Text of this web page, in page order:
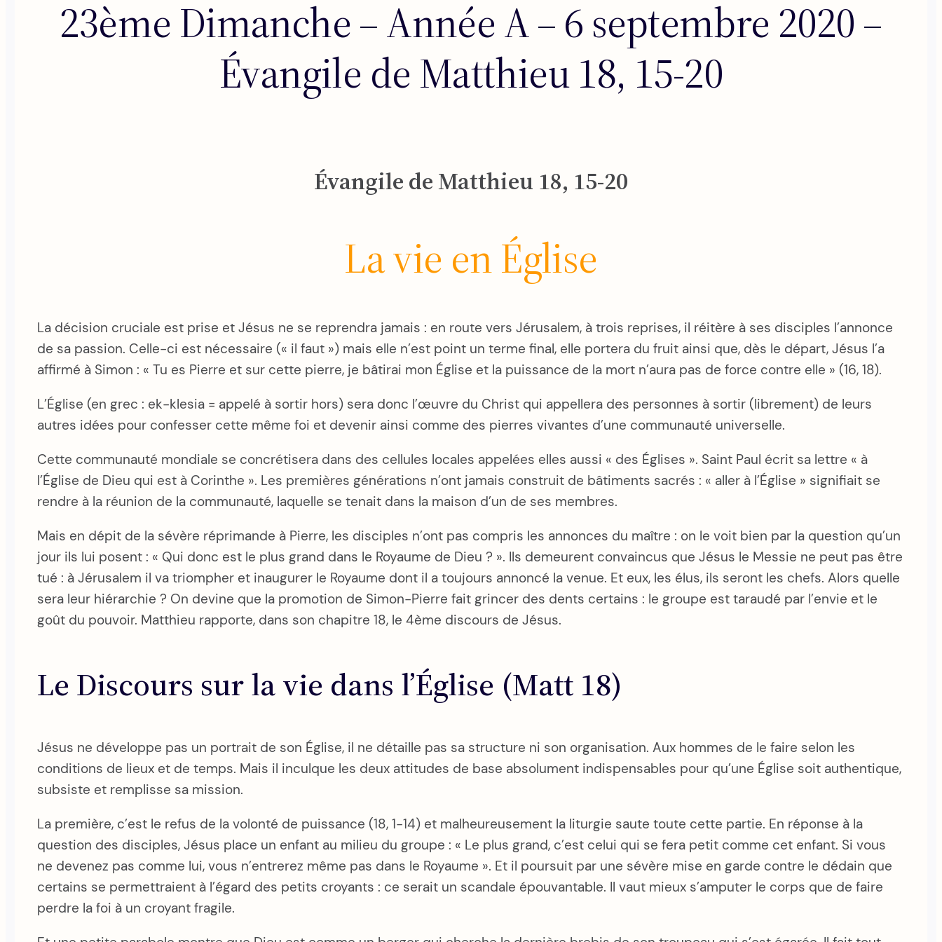
23ème Dimanche – Année A – 6 septembre 2020 –
Évangile de Matthieu 18, 15-20
Évangile de Matthieu 18, 15-20
La vie en Église
La décision cruciale est prise et Jésus ne se reprendra jamais : en route vers Jérusalem, à trois reprises, il réitère à ses disciples l’annonce
de sa passion. Celle-ci est nécessaire (« il faut ») mais elle n’est point un terme final, elle portera du fruit ainsi que, dès le départ, Jésus l’a
affirmé à Simon : « Tu es Pierre et sur cette pierre, je bâtirai mon Église et la puissance de la mort n’aura pas de force contre elle » (16, 18).
L’Église (en grec : ek-klesia = appelé à sortir hors) sera donc l’œuvre du Christ qui appellera des personnes à sortir (librement) de leurs
autres idées pour confesser cette même foi et devenir ainsi comme des pierres vivantes d’une communauté universelle.
Cette communauté mondiale se concrétisera dans des cellules locales appelées elles aussi « des Églises ». Saint Paul écrit sa lettre « à
l’Église de Dieu qui est à Corinthe ». Les premières générations n’ont jamais construit de bâtiments sacrés : « aller à l’Église » signifiait se
rendre à la réunion de la communauté, laquelle se tenait dans la maison d’un de ses membres.
Mais en dépit de la sévère réprimande à Pierre, les disciples n’ont pas compris les annonces du maître : on le voit bien par la question qu’un
jour ils lui posent : « Qui donc est le plus grand dans le Royaume de Dieu ? ». Ils demeurent convaincus que Jésus le Messie ne peut pas être
tué : à Jérusalem il va triompher et inaugurer le Royaume dont il a toujours annoncé la venue. Et eux, les élus, ils seront les chefs. Alors quelle
sera leur hiérarchie ? On devine que la promotion de Simon-Pierre fait grincer des dents certains : le groupe est taraudé par l’envie et le
goût du pouvoir. Matthieu rapporte, dans son chapitre 18, le 4ème discours de Jésus.
Le Discours sur la vie dans l’Église (Matt 18)
Jésus ne développe pas un portrait de son Église, il ne détaille pas sa structure ni son organisation. Aux hommes de le faire selon les
conditions de lieux et de temps. Mais il inculque les deux attitudes de base absolument indispensables pour qu’une Église soit authentique,
subsiste et remplisse sa mission.
La première, c’est le refus de la volonté de puissance (18, 1-14) et malheureusement la liturgie saute toute cette partie. En réponse à la
question des disciples, Jésus place un enfant au milieu du groupe : « Le plus grand, c’est celui qui se fera petit comme cet enfant. Si vous
ne devenez pas comme lui, vous n’entrerez même pas dans le Royaume ». Et il poursuit par une sévère mise en garde contre le dédain que
certains se permettraient à l’égard des petits croyants : ce serait un scandale épouvantable. Il vaut mieux s’amputer le corps que de faire
perdre la foi à un croyant fragile.